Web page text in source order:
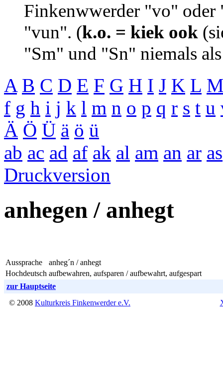
Finkenwwerder "vo"
"vun". (k.o. = kiek ook
"Sm" und "Sn" niemals
A B C D E F G H I J K L
f g h i j k l m n o p q r s t u
Ä Ö Ü ä ö ü
ab ac ad af ak al am an ar as
Druckversion
anhegen / anhegt
Aussprache
anheg´n / anhegt
Hochdeutsch aufbewahren, aufsparen / aufbewahrt, aufgespart
zur Hauptseite
© 2008 Kulturkreis Finkenwerder e.V.